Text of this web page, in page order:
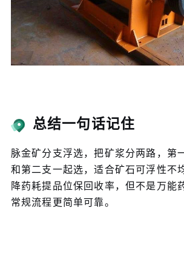
总结一句话记住
脉金矿分支浮选，把矿浆分两路，第
和第二支一起选，适合矿石可浮性不
降药耗提品位保回收率，但不是万能
常规流程更简单可靠。